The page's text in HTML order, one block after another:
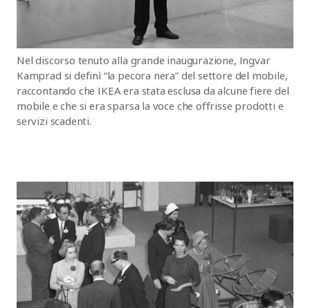
Nel discorso tenuto alla grande inaugurazione, Ingvar
Kamprad si definì “la pecora nera” del settore del mobile,
raccontando che IKEA era stata esclusa da alcune fiere del
mobile e che si era sparsa la voce che offrisse prodotti e
servizi scadenti.